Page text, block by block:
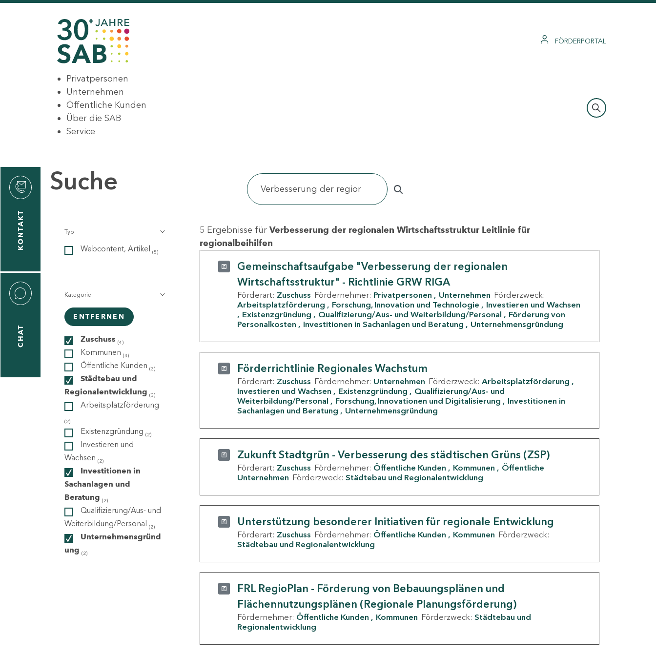
FÖRDERPORTAL
Privatpersonen
Unternehmen
Öffentliche Kunden
Über die SAB
Service
KONTAKT
CHAT
Suche
Typ
Webcontent, Artikel (5)
Kategorie
ENTFERNEN
Zuschuss (4)
Kommunen (3)
Öffentliche Kunden (3)
Städtebau und
Regionalentwicklung (3)
Arbeitsplatzförderung
(2)
Existenzgründung (2)
Investieren und
Wachsen (2)
Investitionen in
Sachanlagen und
Beratung (2)
Qualifizierung/Aus- und
Weiterbildung/Personal (2)
Unternehmensgründ
ung (2)
5 Ergebnisse für Verbesserung der regionalen Wirtschaftsstruktur Leitlinie für
regionalbeihilfen
Gemeinschaftsaufgabe "Verbesserung der regionalen
Wirtschaftsstruktur" - Richtlinie GRW RIGA
Förderart: Zuschuss Fördernehmer: Privatpersonen Unternehmen Förderzweck:
Arbeitsplatzförderung
Forschung, Innovation und Technologie
Investieren und Wachsen
Existenzgründung
Qualifizierung/Aus- und Weiterbildung/Personal
Förderung von
Personalkosten
Investitionen in Sachanlagen und Beratung Unternehmensgründung
Förderrichtlinie Regionales Wachstum
Förderart: Zuschuss Fördernehmer: Unternehmen Förderzweck: Arbeitsplatzförderung
Investieren und Wachsen
Existenzgründung
Qualifizierung/Aus- und
Weiterbildung/Personal
Forschung, Innovationen und Digitalisierung
Investitionen in
Sachanlagen und Beratung
Unternehmensgründung
Zukunft Stadtgrün - Verbesserung des städtischen Grüns (ZSP)
Förderart: Zuschuss Fördernehmer: Öffentliche Kunden Kommunen
Öffentliche
Unternehmen Förderzweck: Städtebau und Regionalentwicklung
Unterstützung besonderer Initiativen für regionale Entwicklung
Förderart: Zuschuss Fördernehmer: Öffentliche Kunden Kommunen Förderzweck:
Städtebau und Regionalentwicklung
FRL RegioPlan - Förderung von Bebauungsplänen und
Flächennutzungsplänen (Regionale Planungsförderung)
Fördernehmer: Öffentliche Kunden Kommunen Förderzweck: Städtebau und
Regionalentwicklung